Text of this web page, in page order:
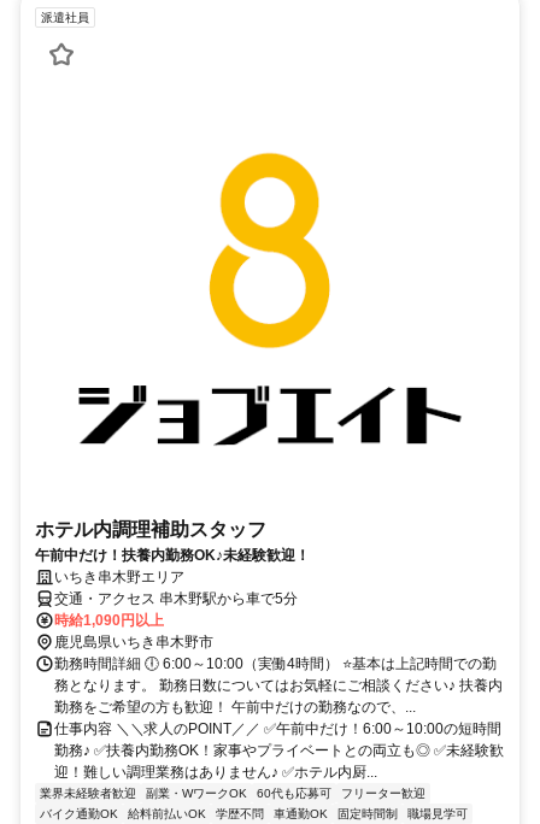
派遣社員
ホテル内調理補助スタッフ
午前中だけ！扶養内勤務OK♪未経験歓迎！
いちき串木野エリア
交通・アクセス 串木野駅から車で5分
時給1,090円以上
鹿児島県いちき串木野市
勤務時間詳細 🕕 6:00～10:00（実働4時間） ⭐基本は上記時間での勤
務となります。 勤務日数についてはお気軽にご相談ください♪ 扶養内
勤務をご希望の方も歓迎！ 午前中だけの勤務なので、...
仕事内容 ＼＼求人のPOINT／／ ✅午前中だけ！6:00～10:00の短時間
勤務♪ ✅扶養内勤務OK！家事やプライベートとの両立も◎ ✅未経験歓
迎！難しい調理業務はありません♪ ✅ホテル内厨...
業界未経験者歓迎 副業・WワークOK 60代も応募可
フリーター歓迎
バイク通勤OK
給料前払いOK 学歴不問 車通勤OK 固定時間制
職場見学可